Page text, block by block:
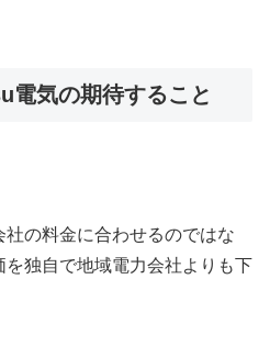
電気の期待すること
社の料金に合わせるのではな
を独自で地域電力会社よりも下